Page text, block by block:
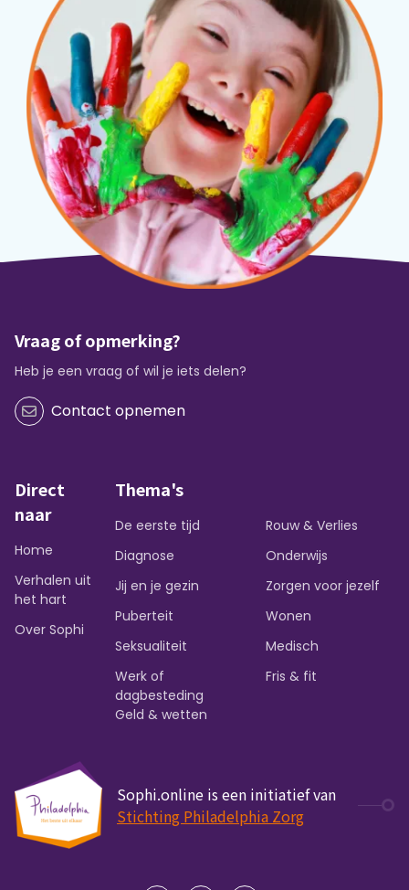
Vraag of opmerking?
Heb je een vraag of wil je iets delen?
Contact opnemen
Direct
naar
Home
Verhalen uit
het hart
Over Sophi
Thema's
De eerste tijd
Diagnose
Jij en je gezin
Puberteit
Seksualiteit
Werk of
dagbesteding
Rouw & Verlies
Onderwijs
Zorgen voor jezelf
Wonen
Medisch
Fris & fit
Geld & wetten
Sophi.online is een initiatief van
Stichting Philadelphia Zorg